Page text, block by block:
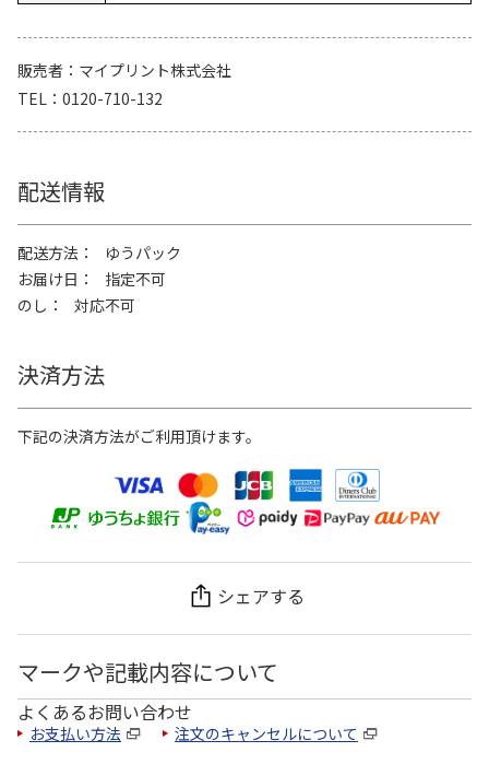
販売者
マイプリント株式会社
TEL
0120-710-132
配送情報
配送方法
ゆうパック
お届け日
指定不可
のし
対応不可
決済方法
下記の決済方法がご利用頂けます。
シェアする
マークや記載内容について
よくあるお問い合わせ
お支払い方法 注文のキャンセルについて